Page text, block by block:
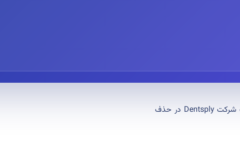
پاسخ مسئولین کنگره ایدک به نامه جامعه دندانپزشکی ایران در خصوص رفتار خارج عرف شرکت Dentsply در حذف